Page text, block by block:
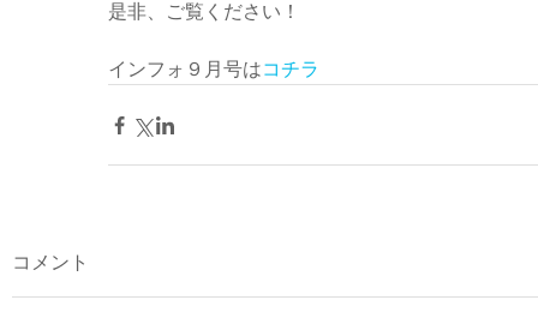
是非、ご覧ください！
インフォ９月号はコチラ
コメント